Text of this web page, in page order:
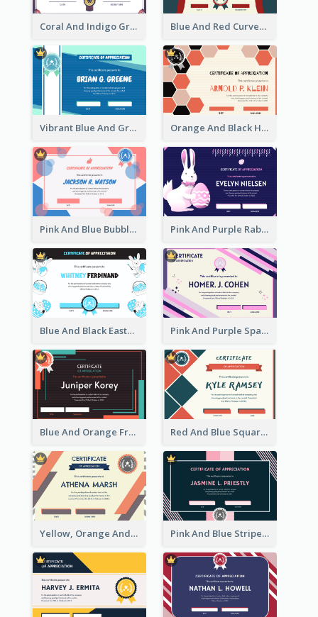
Coral And Indigo Gradient Border Certificate Design Blue And Red Curves Shape Award Certificate
Vibrant Blue And Green Badge Certificate Orange And Black Hexagon Pattern Certificate
Pink And Blue Bubbles Shapes Certificate Pink And Purple Rabbit Cartoon Easter Certificate
Blue And Black Easter Illustration Certificate Pink And Purple Sparkles Fancy Certificate
Blue And Orange Frame Dark Certificate Red And Blue Squares Pattern Certificate
Yellow, Orange And Blue Sunburst Certificate Pink And Blue Stripes Patterns Certificate